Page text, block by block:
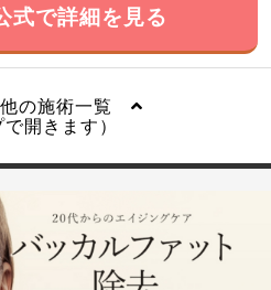
式で詳細を見る
の施術一覧
で開きます）